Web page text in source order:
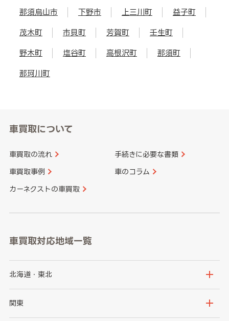
那須烏山市 下野市 上三川町 益子町
茂木町 市貝町 芳賀町 壬生町
野木町 塩谷町 高根沢町 那須町
那珂川町
車買取について
車買取の流れ 手続きに必要な書類
車買取事例 車のコラム
カーネクストの車買取
車買取対応地域一覧
北海道・東北
北海道
関東